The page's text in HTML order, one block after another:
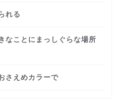
れる
なことにまっしぐらな場所
さえめカラーで